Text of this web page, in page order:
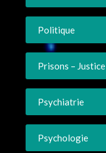
Politique
Prisons – Justice
Psychiatrie
Psychologie